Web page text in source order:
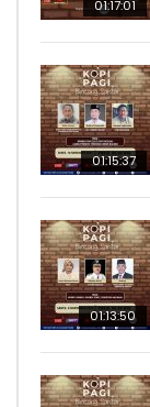
01:17:01
01:15:37
01:13:50